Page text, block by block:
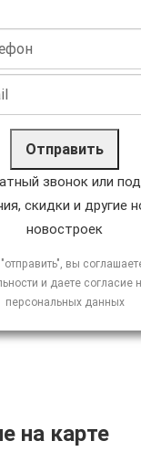
Отправить
звонок или
скидки и другие
новостроек
вы
и даете согласие
персональных данных
на карте